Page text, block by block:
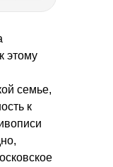
этому
семье,
к